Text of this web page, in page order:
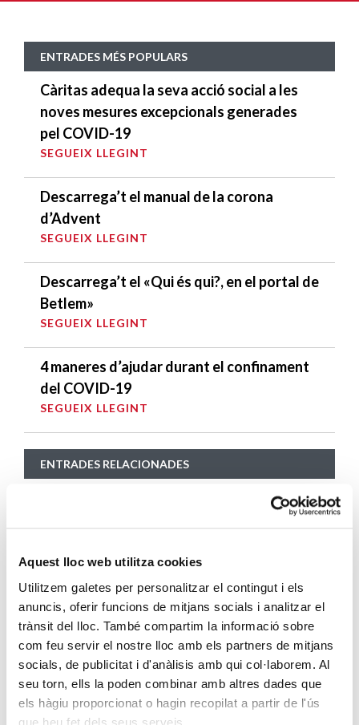
Aquest lloc web utilitza cookies
Utilitzem galetes per personalitzar el contingut i els
anuncis, oferir funcions de mitjans socials i analitzar el
trànsit del lloc. També compartim la informació sobre
com feu servir el nostre lloc amb els partners de mitjans
socials, de publicitat i d'anàlisis amb qui col·laborem. Al
seu torn, ells la poden combinar amb altres dades que
els hàgiu proporcionat o hagin recopilat a partir de l'ús
que heu fet dels seus serveis.
ENTRADES MÉS POPULARS
Càritas adequa la seva acció social a les
noves mesures excepcionals generades
pel COVID-19
SEGUEIX LLEGINT
Descarrega’t el manual de la corona
d’Advent
SEGUEIX LLEGINT
Descarrega’t el «Qui és qui?, en el portal de
Betlem»
SEGUEIX LLEGINT
4 maneres d’ajudar durant el confinament
del COVID-19
SEGUEIX LLEGINT
ENTRADES RELACIONADES
l’impacte del sensellarisme en la salut i la
SEGUEIX LLEGINT
Entitats socials acullen en una parròquia
de Badalona 15 persones desallotjades
del B9 durant un mes
SEGUEIX LLEGINT
La parròquia de Santa Anna adequa la seva